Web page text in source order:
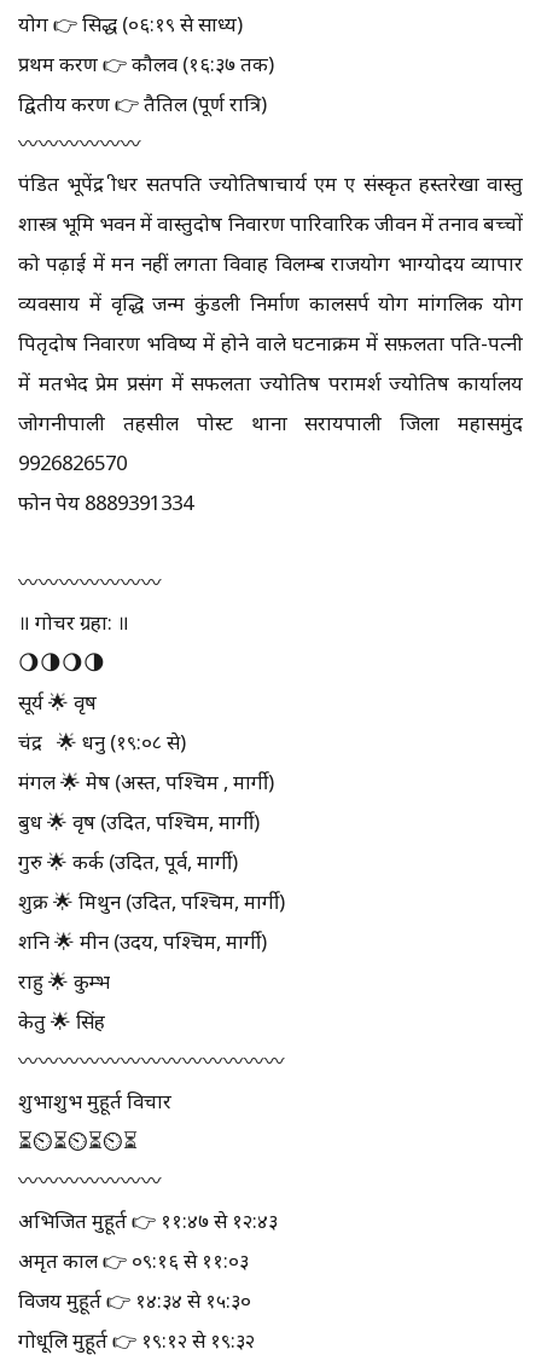
योग 👉 सिद्ध (०६:१९ से साध्य)
प्रथम करण 👉 कौलव (१६:३७ तक)
द्वितीय करण 👉 तैतिल (पूर्ण रात्रि)
〰️〰️〰️〰️〰️〰️
पंडित भूपेंद्र श्रीधर सतपति ज्योतिषाचार्य एम ए संस्कृत हस्तरेखा वास्तु
शास्त्र भूमि भवन में वास्तुदोष निवारण पारिवारिक जीवन में तनाव बच्चों
को पढ़ाई में मन नहीं लगता विवाह विलम्ब राजयोग भाग्योदय व्यापार
व्यवसाय में वृद्धि जन्म कुंडली निर्माण कालसर्प योग मांगलिक योग
पितृदोष निवारण भविष्य में होने वाले घटनाक्रम में सफ़लता पति-पत्नी
में मतभेद प्रेम प्रसंग में सफलता ज्योतिष परामर्श ज्योतिष कार्यालय
जोगनीपाली तहसील पोस्ट थाना सरायपाली जिला महासमुंद
9926826570
फोन पेय 8889391334
〰️〰️〰️〰️〰️〰️〰️
॥ गोचर ग्रहा: ॥
🌖🌗🌖🌗
सूर्य 🌟 वृष
चंद्र 🌟 धनु (१९:०८ से)
मंगल 🌟 मेष (अस्त, पश्चिम , मार्गी)
बुध 🌟 वृष (उदित, पश्चिम, मार्गी)
गुरु 🌟 कर्क (उदित, पूर्व, मार्गी)
शुक्र 🌟 मिथुन (उदित, पश्चिम, मार्गी)
शनि 🌟 मीन (उदय, पश्चिम, मार्गी)
राहु 🌟 कुम्भ
केतु 🌟 सिंह
〰️〰️〰️〰️〰️〰️〰️〰️〰️〰️〰️〰️〰️
शुभाशुभ मुहूर्त विचार
⏳⏲⏳⏲⏳⏲⏳
〰️〰️〰️〰️〰️〰️〰️
अभिजित मुहूर्त 👉 ११:४७ से १२:४३
अमृत काल 👉 ०९:१६ से ११:०३
विजय मुहूर्त 👉 १४:३४ से १५:३०
गोधूलि मुहूर्त 👉 १९:१२ से १९:३२